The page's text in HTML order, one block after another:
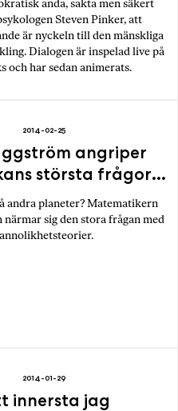
anda, sakta men säkert
Steven Pinker, att
är nyckeln till den mänskliga
Dialogen är inspelad live på
och har sedan animerats.
2014-02-25
angriper
största frågor
matematik
andra planeter? Matematikern
närmar sig den stora frågan med
2014-01-29
innersta jag